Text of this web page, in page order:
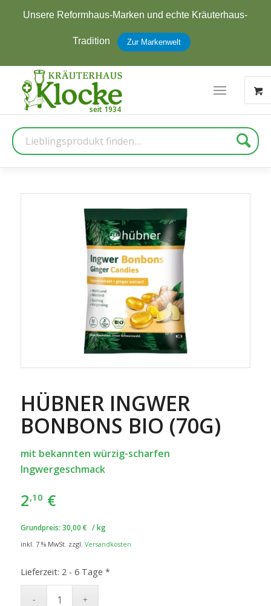
Unsere Reformhaus-Marken und echte Kräuterhaus-
Tradition Zur Markenwelt
Suche
HÜBNER INGWER
BONBONS BIO (70G)
mit bekannten würzig-scharfen
Ingwergeschmack
2,10 €
Grundpreis: 30,00 € /kg
inkl. 7 % MwSt. zzgl. Versandkosten
Lieferzeit: 2 - 6 Tage *